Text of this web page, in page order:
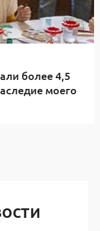
более 4,5
моего